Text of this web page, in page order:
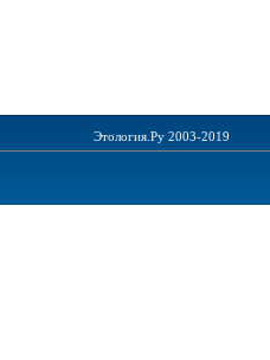
Этология.Ру 2003-2019